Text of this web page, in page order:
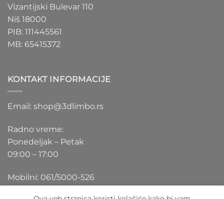
Vizantijski Bulevar 110
Niš 18000
PIB: 111445561
MB: 65415372
KONTAKT INFORMACIJE
Email: shop@3dlimbo.rs
Radno vreme:
Ponedeljak – Petak
09:00 – 17:00
Mobilni: 061/5000-526